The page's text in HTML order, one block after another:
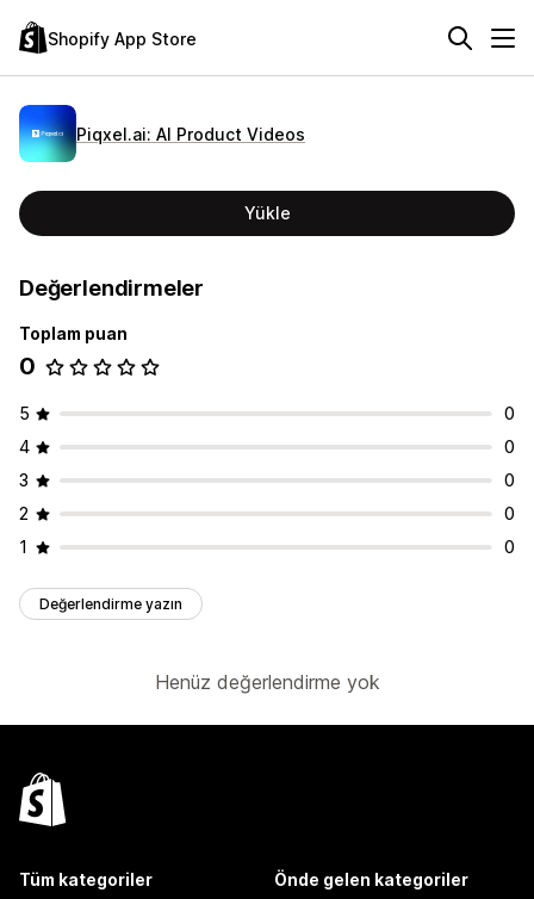
Shopify App Store
Piqxel.ai: AI Product Videos
Yükle
Değerlendirmeler
Toplam puan
0
5
0
4
0
3
0
2
0
1
0
Değerlendirme yazın
Henüz değerlendirme yok
Tüm kategoriler Önde gelen kategoriler